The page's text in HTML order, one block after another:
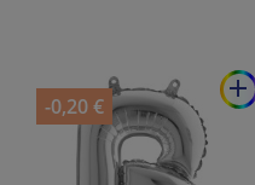
add
-0,20 €